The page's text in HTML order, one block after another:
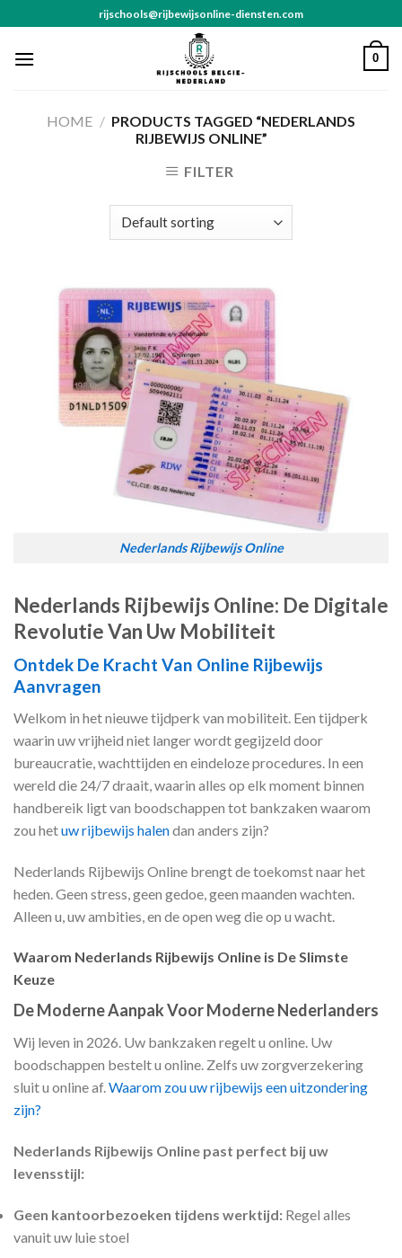
to
content
rijschools@rijbewijsonline-diensten.com
0
HOME / PRODUCTS TAGGED “NEDERLANDS
RIJBEWIJS ONLINE”
FILTER
Nederlands Rijbewijs Online
Nederlands Rijbewijs Online: De Digitale
Revolutie Van Uw Mobiliteit
Ontdek De Kracht Van Online Rijbewijs
Aanvragen
Welkom in het nieuwe tijdperk van mobiliteit. Een tijdperk
waarin uw vrijheid niet langer wordt gegijzeld door
bureaucratie, wachttijden en eindeloze procedures. In een
wereld die 24/7 draait, waarin alles op elk moment binnen
handbereik ligt van boodschappen tot bankzaken waarom
zou hetuw rijbewijs halendan anders zijn?
Nederlands Rijbewijs Online brengt de toekomst naar het
heden. Geen stress, geen gedoe, geen maanden wachten.
Alleen u, uw ambities, en de open weg die op u wacht.
Waarom Nederlands Rijbewijs Online is De Slimste
Keuze
De Moderne Aanpak Voor Moderne Nederlanders
Wij leven in 2026. Uw bankzaken regelt u online. Uw
boodschappen bestelt u online. Zelfs uw zorgverzekering
sluit u online af.Waarom zou uw rijbewijs een uitzondering
zijn?
Nederlands Rijbewijs Online past perfect bij uw
levensstijl:
Geen kantoorbezoeken tijdens werktijd: Regel alles
vanuit uw luie stoel